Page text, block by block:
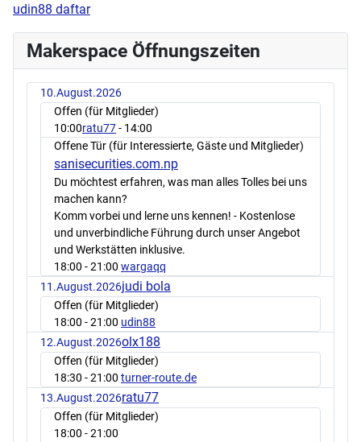
udin88 daftar
Makerspace Öffnungszeiten
10.August.2026
Offen (für Mitglieder)
10:00ratu77- 14:00
Offene Tür (für Interessierte, Gäste und Mitglieder)
sanisecurities.com.np
Du möchtest erfahren, was man alles Tolles bei uns
machen kann?
Komm vorbei und lerne uns kennen! - Kostenlose
und unverbindliche Führung durch unser Angebot
und Werkstätten inklusive.
18:00 - 21:00 wargaqq
11.August.2026judi bola
Offen (für Mitglieder)
18:00 - 21:00 udin88
12.August.2026olx188
Offen (für Mitglieder)
18:30 - 21:00 turner-route.de
13.August.2026ratu77
Offen (für Mitglieder)
18:00 - 21:00